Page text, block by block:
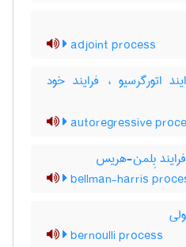
adjoint process
اتورگرسیو ، فرایند خود
autoregressive
بِلمن-هریس
bellman-harris
bernoulli process